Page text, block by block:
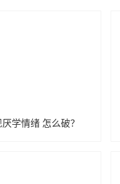
学情绪 怎么破？